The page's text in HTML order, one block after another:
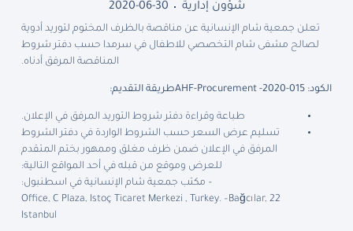
شؤون إدارية 2020-06-30
تعلن جمعية شام الإنسانية عن مناقصة بالظرف المختوم لتوريد أدوية
لصالح مشفى شام التخصصي للاطفال في سرمدا حسب دفتر شروط
المناقصة المرفق أدناه.
الكود: AHF-Procurement -2020-015 طريقة التقديم:
طباعة وقراءة دفتر شروط التوريد المرفق في الإعلان.
تسليم عرض السعر حسب الشروط الواردة في دفتر الشروط
المرفق في الإعلان ضمن ظرف مغلق وممهور بختم المتقدم
للعرض وموقع من قبله في أحد المواقع التالية:
– مكتب جمعية شام الإنسانية في اسطنبول:
22 Office, C Plaza, Istoç Ticaret Merkezi , Turkey. –Bağcılar,
Istanbul